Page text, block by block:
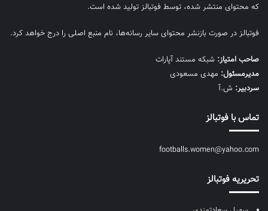
که محتوای منتشر شده، توسط فوتبالز تولید شده است.
فوتبالز در صورت بازنشر محتوای سایر رسانه‌ها، نام منبع اصلی را درج خواهد کرد.
صاحب امتیاز: شبکه مستند آپارات
مديرمسئول: مهدی مسعودی
سردبیر: ش.آ
تماس با فوتبالز
footballs.women@yahoo.com
تحریریه فوتبالز